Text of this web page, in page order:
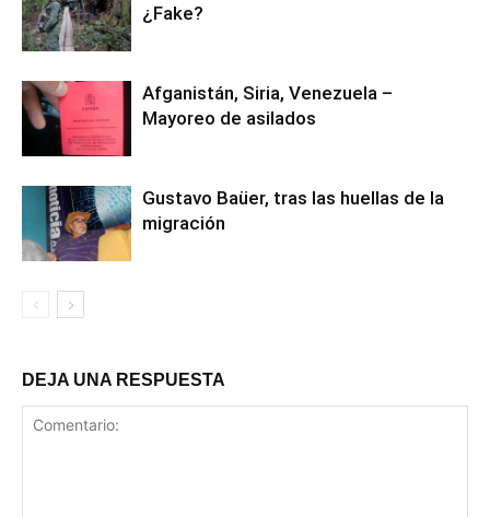
¿Fake?
Afganistán, Siria, Venezuela –
Mayoreo de asilados
Gustavo Baüer, tras las huellas de la
migración
DEJA UNA RESPUESTA